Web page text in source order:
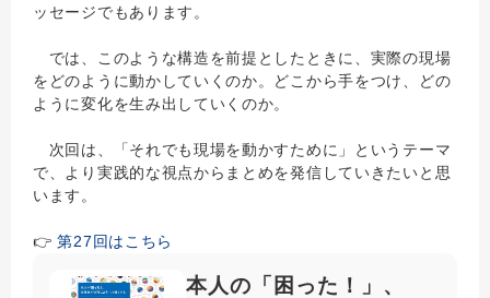
ッセージでもあります。
では、このような構造を前提としたときに、実際の現場
をどのように動かしていくのか。どこから手をつけ、どの
ように変化を生み出していくのか。
次回は、「それでも現場を動かすために」というテーマ
で、より実践的な視点からまとめを発信していきたいと思
います。
👉第27回はこちら
本人の「困った！」、